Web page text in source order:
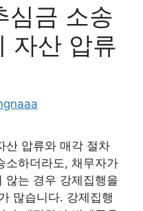
금 소송
자산 압류
산 압류와 매각 절차
소하더라도, 채무자가
않는 경우 강제집행을
많습니다. 강제집행